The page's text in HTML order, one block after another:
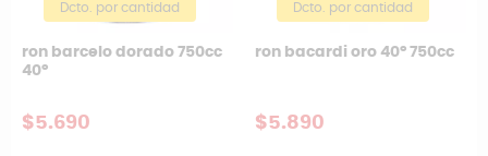
Dcto. por cantidad
ron barcelo dorado 750cc
40°
$5.690
Dcto. por cantidad
ron bacardi oro 40° 750cc
$5.890